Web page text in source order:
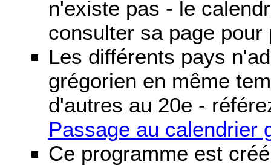
n'existe pas - le
consulter sa page pour
Les différents pays
grégorien en même
d'autres au 20e -
Passage au calendrier
Ce programme est